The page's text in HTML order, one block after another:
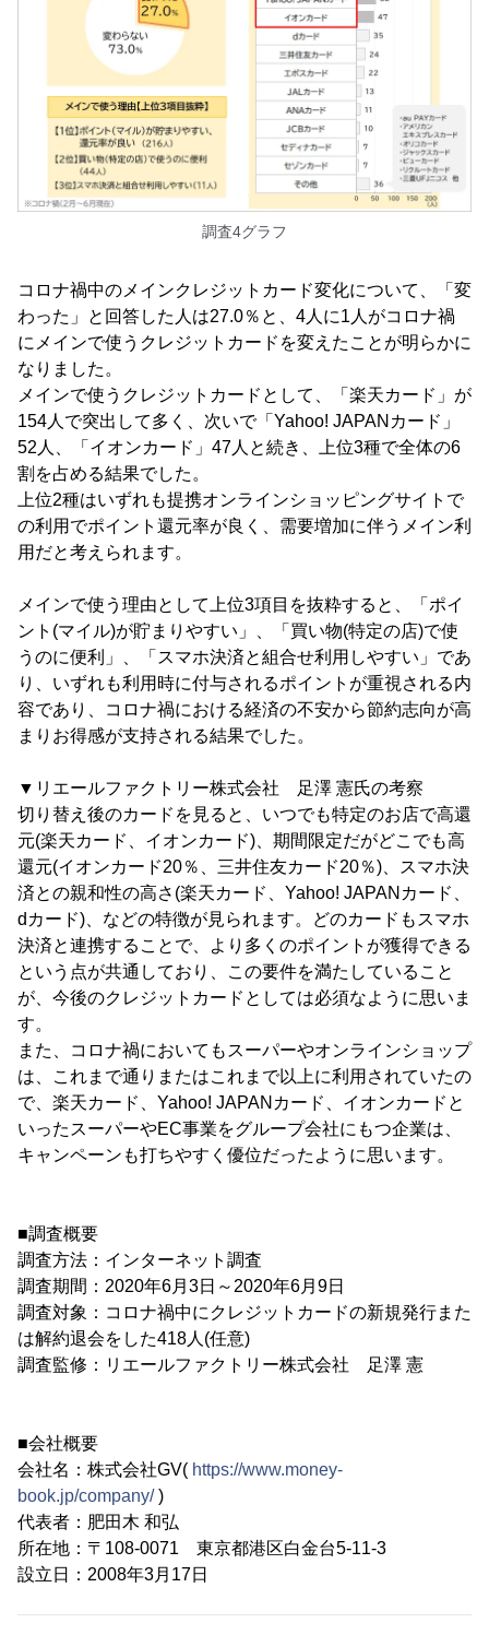
調査4グラフ
コロナ禍中のメインクレジットカード変化について、「変
わった」と回答した人は27.0％と、4人に1人がコロナ禍
にメインで使うクレジットカードを変えたことが明らかに
なりました。
メインで使うクレジットカードとして、「楽天カード」が
154人で突出して多く、次いで「Yahoo! JAPANカード」
52人、「イオンカード」47人と続き、上位3種で全体の6
割を占める結果でした。
上位2種はいずれも提携オンラインショッピングサイトで
の利用でポイント還元率が良く、需要増加に伴うメイン利
用だと考えられます。
メインで使う理由として上位3項目を抜粋すると、「ポイ
ント(マイル)が貯まりやすい」、「買い物(特定の店)で使
うのに便利」、「スマホ決済と組合せ利用しやすい」であ
り、いずれも利用時に付与されるポイントが重視される内
容であり、コロナ禍における経済の不安から節約志向が高
まりお得感が支持される結果でした。
▼リエールファクトリー株式会社 足澤 憲氏の考察
切り替え後のカードを見ると、いつでも特定のお店で高還
元(楽天カード、イオンカード)、期間限定だがどこでも高
還元(イオンカード20％、三井住友カード20％)、スマホ決
済との親和性の高さ(楽天カード、Yahoo! JAPANカード、
dカード)、などの特徴が見られます。どのカードもスマホ
決済と連携することで、より多くのポイントが獲得できる
という点が共通しており、この要件を満たしていること
が、今後のクレジットカードとしては必須なように思いま
す。
また、コロナ禍においてもスーパーやオンラインショップ
は、これまで通りまたはこれまで以上に利用されていたの
で、楽天カード、Yahoo! JAPANカード、イオンカードと
いったスーパーやEC事業をグループ会社にもつ企業は、
キャンペーンも打ちやすく優位だったように思います。
■調査概要
調査方法：インターネット調査
調査期間：2020年6月3日～2020年6月9日
調査対象：コロナ禍中にクレジットカードの新規発行また
は解約退会をした418人(任意)
調査監修：リエールファクトリー株式会社 足澤 憲
■会社概要
会社名：株式会社GV( https://www.money-
book.jp/company/)
代表者：肥田木 和弘
所在地：〒108-0071 東京都港区白金台5-11-3
設立日：2008年3月17日